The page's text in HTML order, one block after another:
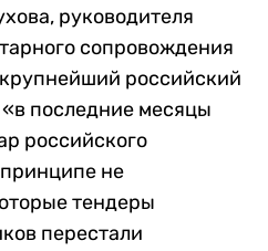
руководителя
сопровождения
российский
последние месяцы
российского
не
тендеры
перестали